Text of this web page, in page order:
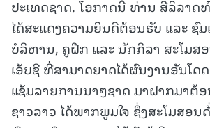
ປະເທດຊາດ. ໂອກາດນີ້ ທ່ານ ສີລິລາດ
ໄດ້ສະແດງຄວາມຍິນດີຕ້ອນຮັບ ແລະ ຊົມ
ບໍລິຫານ, ຄູຝຶກ ແລະ ນັກກິລາ ສະໂມສ
ເອັບຊີ ທີ່ສາມາດຍາດໄດ້ຜົນງານອັນໂດ
ແຊັມລາຍການນາໆຊາດ ມາຝາກມາຕ້
ຊາວລາວ ໄດ້ພາກພູມໃຈ ຊຶ່ງສະໂມສອ